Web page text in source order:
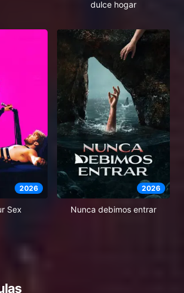
dulce hogar
2026
Sex
2026
Nunca debimos entrar